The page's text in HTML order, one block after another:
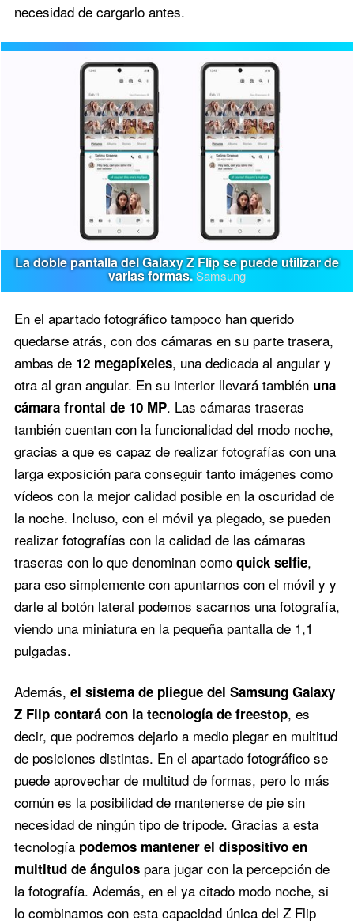
necesidad de cargarlo antes.
La doble pantalla del Galaxy Z Flip se puede utilizar de
varias formas.Samsung
En el apartado fotográfico tampoco han querido
quedarse atrás, con dos cámaras en su parte trasera,
ambas de 12 megapíxeles, una dedicada al angular y
otra al gran angular. En su interior llevará también una
cámara frontal de 10 MP. Las cámaras traseras
también cuentan con la funcionalidad del modo noche,
gracias a que es capaz de realizar fotografías con una
larga exposición para conseguir tanto imágenes como
vídeos con la mejor calidad posible en la oscuridad de
la noche. Incluso, con el móvil ya plegado, se pueden
realizar fotografías con la calidad de las cámaras
traseras con lo que denominan como quick selfie,
para eso simplemente con apuntarnos con el móvil y y
darle al botón lateral podemos sacarnos una fotografía,
viendo una miniatura en la pequeña pantalla de 1,1
pulgadas.
Además, el sistema de pliegue del Samsung Galaxy
Z Flip contará con la tecnología de freestop, es
decir, que podremos dejarlo a medio plegar en multitud
de posiciones distintas. En el apartado fotográfico se
puede aprovechar de multitud de formas, pero lo más
común es la posibilidad de mantenerse de pie sin
necesidad de ningún tipo de trípode. Gracias a esta
tecnología podemos mantener el dispositivo en
multitud de ángulospara jugar con la percepción de
la fotografía. Además, en el ya citado modo noche, si
lo combinamos con esta capacidad única del Z Flip